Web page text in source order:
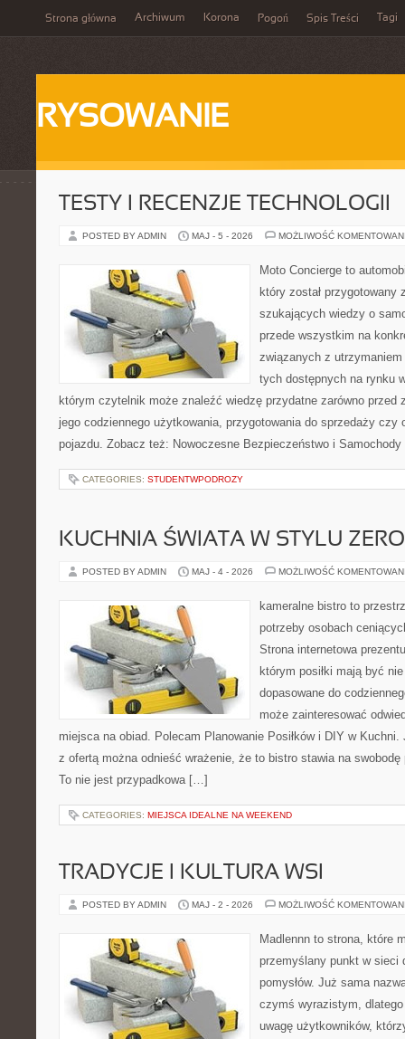
Strona główna Archiwum Korona Pogoń Spis Treści Tagi
RYSOWANIE
TESTY I RECENZJE TECHNOLOGII
POSTED BY ADMIN MAJ - 5 - 2026 MOŻLIWOŚĆ
Moto Concierge to
który został przygotowany
szukających wiedzy o
przede wszystkim na
związanych z utrzymaniem
tych dostępnych na rynku
którym czytelnik może znaleźć wiedzę przydatne zarówno przed
jego codziennego użytkowania, przygotowania do sprzedaży czy
pojazdu. Zobacz też: Nowoczesne Bezpieczeństwo i
CATEGORIES: STUDENTWPODROZY
KUCHNIA ŚWIATA W STYLU
POSTED BY ADMIN MAJ - 4 - 2026 MOŻLIWOŚĆ
kameralne bistro to
potrzeby osobach
Strona internetowa
którym posiłki mają być
dopasowane do
może zainteresować
miejsca na obiad. Polecam Planowanie Posiłków i DIY w
z ofertą można odnieść wrażenie, że to bistro stawia na swobodę
To nie jest przypadkowa […]
CATEGORIES: MIEJSCA IDEALNE NA WEEKEND
TRADYCJE I KULTURA WSI
POSTED BY ADMIN MAJ - 2 - 2026 MOŻLIWOŚĆ
Madlennn to strona, które
przemyślany punkt w sieci
pomysłów. Już sama
czymś wyrazistym,
uwagę użytkowników,